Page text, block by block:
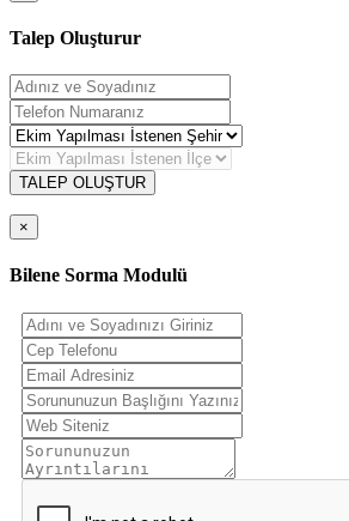
Talep Oluşturur
TALEP OLUŞTUR
×
Bilene Sorma Modulü